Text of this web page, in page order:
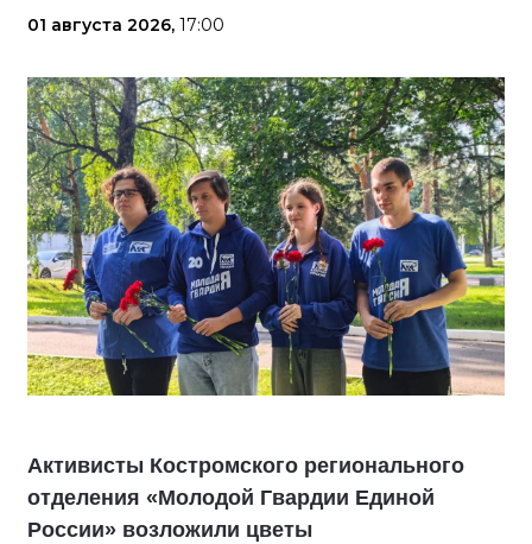
01 августа 2026, 17:00
Активисты Костромского регионального
отделения «Молодой Гвардии Единой
России» возложили цветы